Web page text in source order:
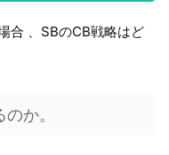
合 、SBのCB戦略はど
か。